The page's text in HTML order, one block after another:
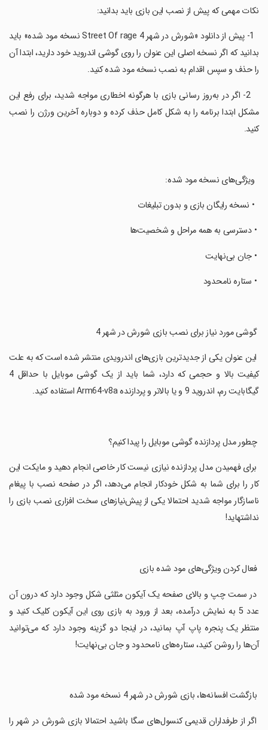
نکات مهمی که پیش از نصب این بازی باید بدانید:
‏ ‏ 1- پیش از دانلود «شورش در شهر 4 Street Of rage نسخه مود شده» باید
بدانید که اگر نسخه اصلی این عنوان را روی گوشی اندروید خود دارید، ابتدا آن
را حذف و سپس اقدام به نصب نسخه مود شده کنید.
‏ ‏ ‏ 2- اگر در به‌روز رسانی بازی با هرگونه اخطاری مواجه شدید، برای رفع این
مشکل ابتدا برنامه را به شکل کامل حذف کرده و دوباره آخرین ورژن را نصب
کنید.
‏ ‏ ویژگی‌های نسخه مود شده:
‏ ‏ • نسخه رایگان بازی و بدون تبلیغات
‏ • دسترسی به همه مراحل و شخصیت‌ها
‏ • جان بی‌نهایت
‏ • ستاره نامحدود
‏ گوشی مورد نیاز برای نصب بازی شورش در شهر 4
‏ این عنوان یکی از جدیدترین بازی‌های اندرویدی منتشر شده است که به علت
کیفیت بالا و حجمی که دارد، شما باید از یک گوشی موبایل با حداقل 4
گیگابایت رم، اندروید 9 و یا بالاتر و پردازنده Arm64-v8a استفاده کنید.
‏ چطور مدل پردازنده گوشی موبایل را پیدا کنیم؟
‏ برای فهمیدن مدل پردازنده نیازی نیست کار خاصی انجام دهید و مایکت این
کار را برای شما به شکل خودکار انجام می‌دهد، اگر در صفحه نصب با پیغام
ناسازگار مواجه شدید احتمالا یکی از پیش‌نیازهای سخت افزاری نصب بازی را
نداشته‎اید!
‏ فعال کردن ویژگی‌های مود شده بازی
‏ در سمت چپ و بالای صفحه یک آیکون مثلثی شکل وجود دارد که درون آن
عدد 5 به نمایش درآمده، بعد از ورود به بازی روی این آیکون کلیک کنید و
منتظر یک پنجره پاپ آپ بمانید، در اینجا دو گزینه وجود دارد که می‌توانید
آن‌ها را روشن کنید، ستاره‌های نامحدود و جان بی‌نهایت!
‏ بازگشت افسانه‌ها، بازی شورش در شهر 4 نسخه مود شده
‏ اگر از طرفداران قدیمی کنسول‌های سگا باشید احتمالا بازی شورش در شهر را